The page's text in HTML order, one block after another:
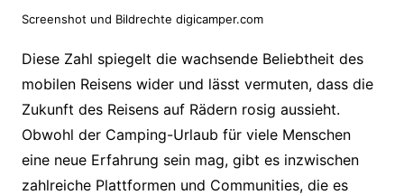
Screenshot und Bildrechte digicamper.com
Diese Zahl spiegelt die wachsende Beliebtheit des
mobilen Reisens wider und lässt vermuten, dass die
Zukunft des Reisens auf Rädern rosig aussieht.
Obwohl der Camping-Urlaub für viele Menschen
eine neue Erfahrung sein mag, gibt es inzwischen
zahlreiche Plattformen und Communities, die es